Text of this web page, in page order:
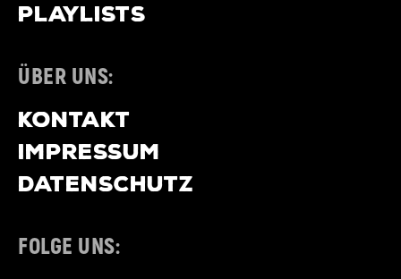
PLAYLISTS
ÜBER UNS:
KONTAKT
IMPRESSUM
DATENSCHUTZ
FOLGE UNS: